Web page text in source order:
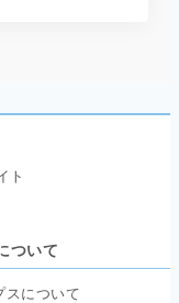
ト
ついて
スについて